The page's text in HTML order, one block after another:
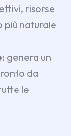
risorse
più naturale
: genera un
da
le